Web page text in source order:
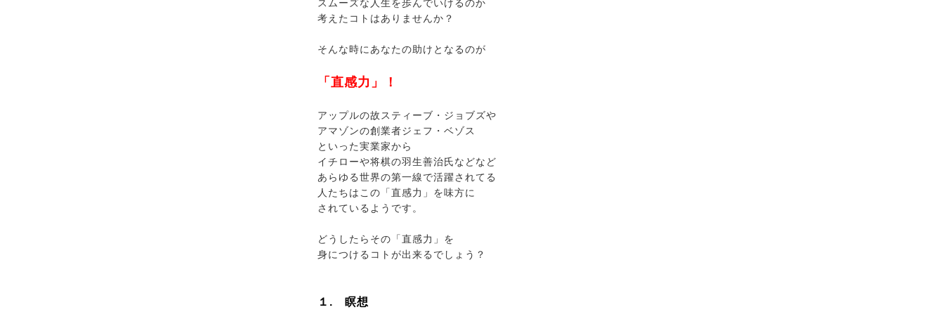
スムーズな人生を歩んでいけるのか
考えたコトはありませんか？
そんな時にあなたの助けとなるのが
「直感力」！
アップルの故スティーブ・ジョブズや
アマゾンの創業者ジェフ・ベゾス
といった実業家から
イチローや将棋の羽生善治氏などなど
あらゆる世界の第一線で活躍されてる
人たちはこの「直感力」を味方に
されているようです。
どうしたらその「直感力」を
身につけるコトが出来るでしょう？
１. 瞑想